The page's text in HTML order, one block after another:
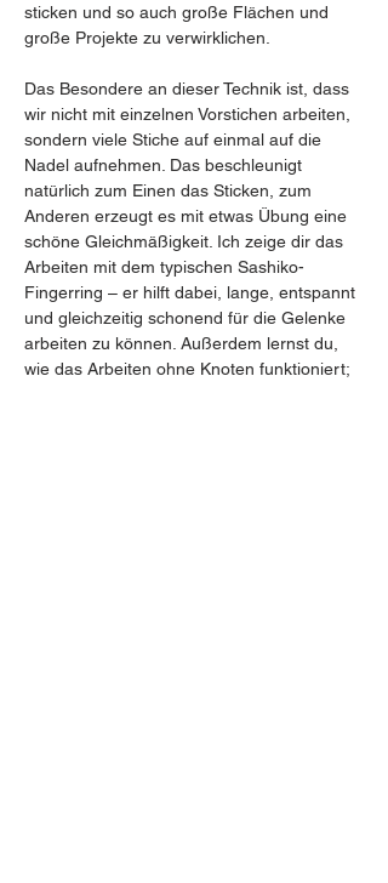
sticken und so auch große Flächen und
große Projekte zu verwirklichen.
Das Besondere an dieser Technik ist, dass
wir nicht mit einzelnen Vorstichen arbeiten,
sondern viele Stiche auf einmal auf die
Nadel aufnehmen. Das beschleunigt
natürlich zum Einen das Sticken, zum
Anderen erzeugt es mit etwas Übung eine
schöne Gleichmäßigkeit. Ich zeige dir das
Arbeiten mit dem typischen Sashiko-
Fingerring – er hilft dabei, lange, entspannt
und gleichzeitig schonend für die Gelenke
arbeiten zu können. Außerdem lernst du,
wie das Arbeiten ohne Knoten funktioniert;